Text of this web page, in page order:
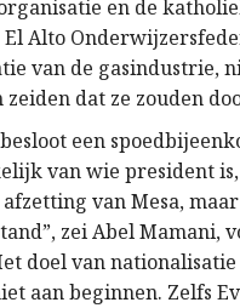
en de
El Alto
van de gasindustrie,
zeiden dat ze zouden
een
van wie president
van Mesa,
zei Abel Mamani,
doel van
aan beginnen. Zelfs